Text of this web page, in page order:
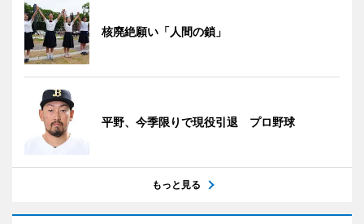
核廃絶願い「人間の鎖」
平野、今季限りで現役引退 プロ野球
もっと見る